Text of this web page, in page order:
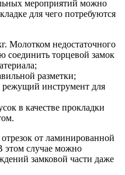
мероприятий можно
для чего потребуются
Молотком недостаточного
соединить торцевой замок
разметки;
режущий инструмент для
в качестве прокладки
от ламинированной
этом случае можно
замковой части даже